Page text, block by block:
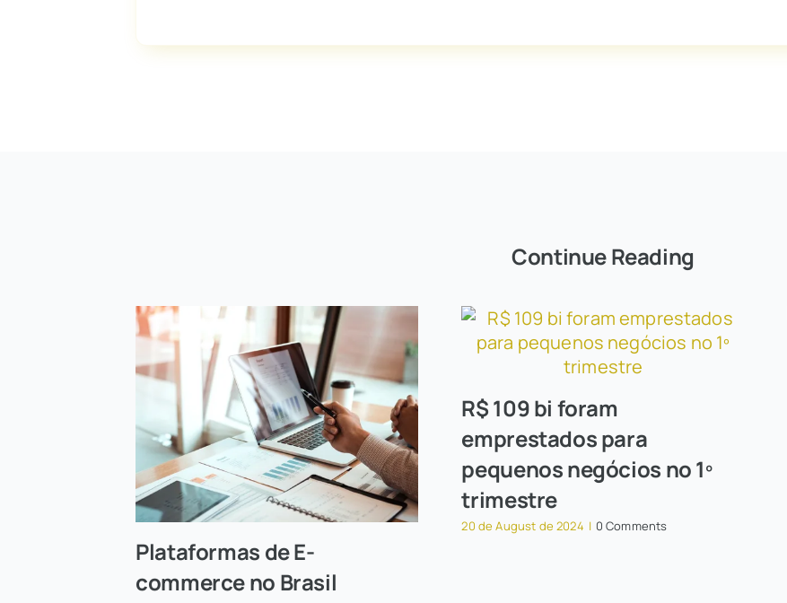
Continue Reading
Plataformas de E-
commerce no Brasil
R$ 109 bi foram
emprestados para
pequenos negócios no 1º
trimestre
20 de August de 2024 | 0 Comments